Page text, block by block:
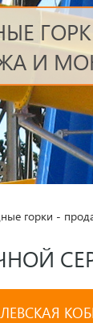
И
горки -